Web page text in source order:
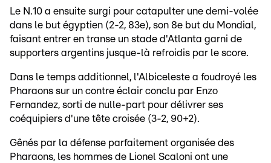
Le N.10 a ensuite surgi pour catapulter une demi-volée
dans le but égyptien (2-2, 83e), son 8e but du Mondial,
faisant entrer en transe un stade d'Atlanta garni de
supporters argentins jusque-là refroidis par le score.
Dans le temps additionnel, l'Albiceleste a foudroyé les
Pharaons sur un contre éclair conclu par Enzo
Fernandez, sorti de nulle-part pour délivrer ses
coéquipiers d'une tête croisée (3-2, 90+2).
Gênés par la défense parfaitement organisée des
Pharaons, les hommes de Lionel Scaloni ont une